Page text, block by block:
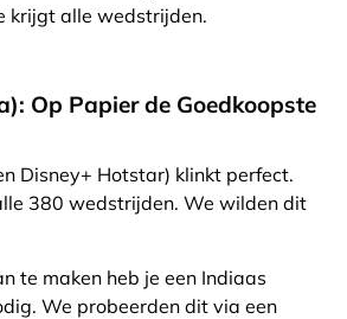
krijgt alle wedstrijden.
Op Papier de Goedkoopste
Disney+ Hotstar) klinkt perfect.
380 wedstrijden. We wilden dit
te maken heb je een Indiaas
We probeerden dit via een